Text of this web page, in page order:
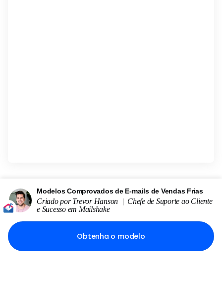
Modelos Comprovados de E-mails de Vendas Frias
Criado porTrevor Hanson | Chefe de Suporte ao Cliente
e Sucessoem Mailshake
Obtenha o modelo